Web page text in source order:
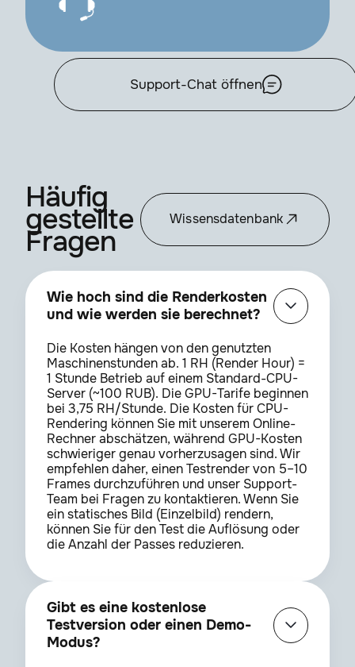
Support-Chat öffnen
Häufig
gestellte
Fragen
Wissensdatenbank
Wie hoch sind die Renderkosten
und wie werden sie berechnet?
Die Kosten hängen von den genutzten
Maschinenstunden ab. 1 RH (Render Hour) =
1 Stunde Betrieb auf einem Standard-CPU-
Server (~100 RUB). Die GPU-Tarife beginnen
bei 3,75 RH/Stunde. Die Kosten für CPU-
Rendering können Sie mit unserem Online-
Rechner abschätzen, während GPU-Kosten
schwieriger genau vorherzusagen sind. Wir
empfehlen daher, einen Testrender von 5–10
Frames durchzuführen und unser Support-
Team bei Fragen zu kontaktieren. Wenn Sie
ein statisches Bild (Einzelbild) rendern,
können Sie für den Test die Auflösung oder
die Anzahl der Passes reduzieren.
Gibt es eine kostenlose
Testversion oder einen Demo-
Modus?